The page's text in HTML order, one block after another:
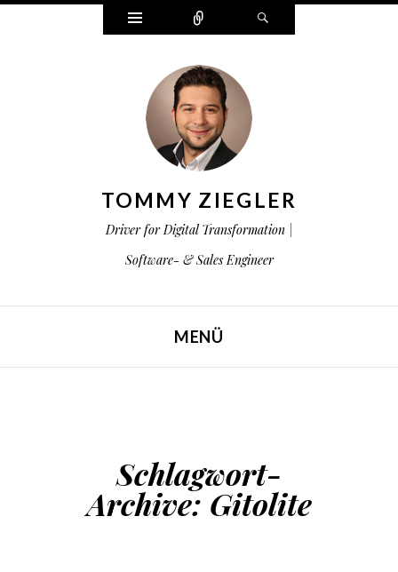
Widgets
TOMMY ZIEGLER
Driver for Digital Transformation |
Software- & Sales Engineer
MENÜ
Schlagwort-
Archive: Gitolite